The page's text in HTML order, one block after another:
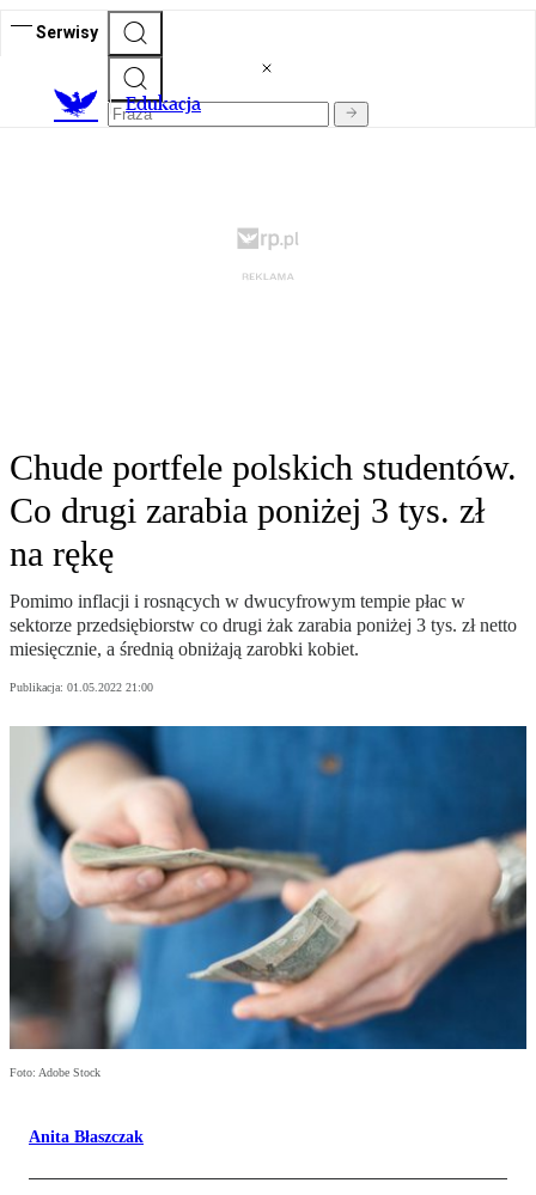
Serwisy
Edukacja
Chude portfele polskich studentów.
Co drugi zarabia poniżej 3 tys. zł
na rękę
Pomimo inflacji i rosnących w dwucyfrowym tempie płac w
sektorze przedsiębiorstw co drugi żak zarabia poniżej 3 tys. zł netto
miesięcznie, a średnią obniżają zarobki kobiet.
Publikacja: 01.05.2022 21:00
Foto: Adobe Stock
Anita Błaszczak